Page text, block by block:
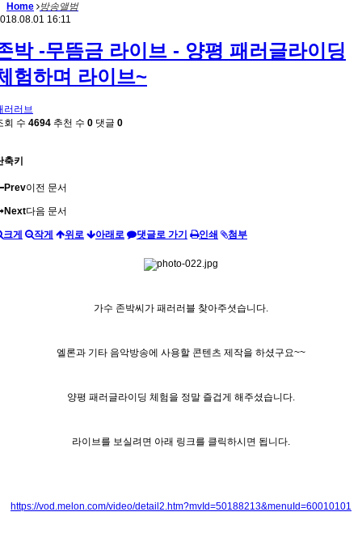
Home
방송앨범
16:11
박 -무뜸금 라이브 - 양평 패러글라이딩
험하며 라이브~
러러브
회 수 4694 추천 수 0 댓글 0
축키
Prev이전 문서
Next다음 문서
크게 작게 위로 아래로 댓글로 가기 인쇄 첨부
가수 존박씨가 패러러블 찾아주셧습니다.
엘론과 기타 음악방송에 사용할 콘텐츠 제작을 하셨구요~~
양평 패러글라이딩 체험을 정말 즐겁게 해주셨습니다.
라이브를 보실려면 아래 링크를 클릭하시면 됩니다.
https://vod.melon.com/video/detail2.htm?mvId=50188213&menuId=60010101